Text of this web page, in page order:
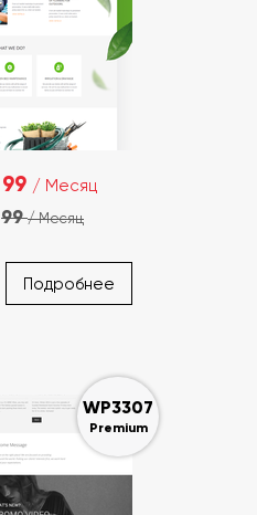
99 / Месяц
99/ Месяц
Подробнее
WP3307
Premium